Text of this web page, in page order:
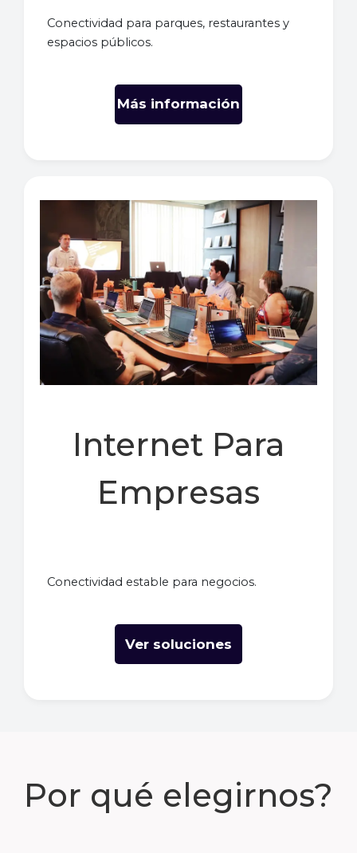
Conectividad para parques, restaurantes y
espacios públicos.
Más información
Internet Para
Empresas
Conectividad estable para negocios.
Ver soluciones
Por qué elegirnos?